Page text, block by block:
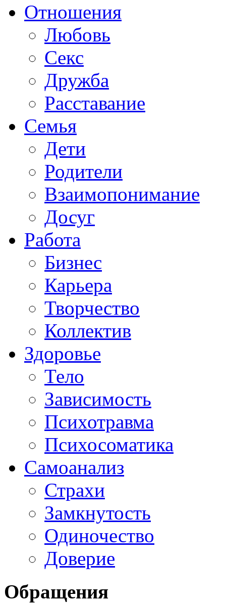
Отношения
Любовь
Секс
Дружба
Расставание
Семья
Дети
Родители
Взаимопонимание
Досуг
Работа
Бизнес
Карьера
Творчество
Коллектив
Здоровье
Тело
Зависимость
Психотравма
Психосоматика
Самоанализ
Страхи
Замкнутость
Одиночество
Доверие
Обращения